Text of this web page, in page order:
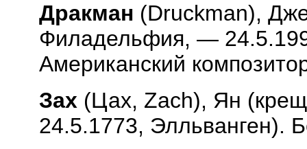
Дракман (Druckman),
Филадельфия, —
Американский
Зах (Цах, Zach), Ян
24.5.1773, Элльванген).